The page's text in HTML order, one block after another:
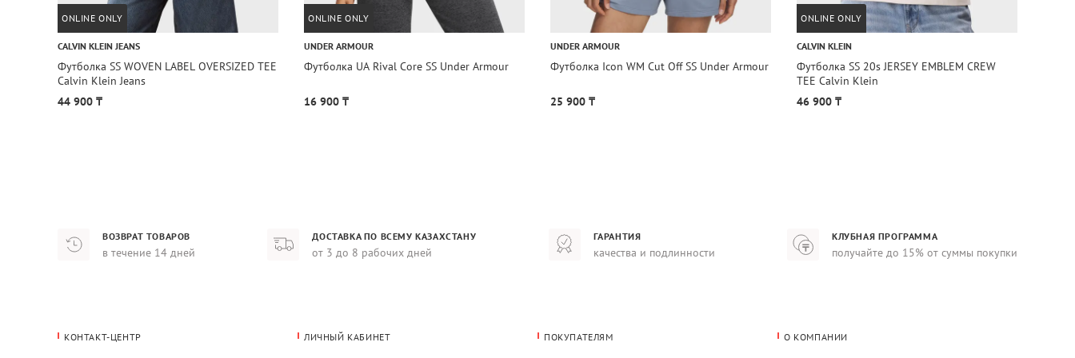
ONLINE ONLY
CALVIN KLEIN JEANS
Футболка SS WOVEN LABEL OVERSIZED TEE
Calvin Klein Jeans
44 900 ₸
ONLINE ONLY
UNDER ARMOUR
Футболка UA Rival Core SS Under Armour
16 900 ₸
UNDER ARMOUR
Футболка Icon WM Cut Off SS Under Armour
25 900 ₸
ONLINE ONLY
CALVIN KLEIN
Футболка SS 20s JERSEY EMBLEM CREW
TEE Calvin Klein
46 900 ₸
ВОЗВРАТ ТОВАРОВ
в течение 14 дней
ДОСТАВКА ПО ВСЕМУ КАЗАХСТАНУ
от 3 до 8 рабочих дней
ГАРАНТИЯ
качества и подлинности
КЛУБНАЯ ПРОГРАММА
получайте до 15% от суммы покупки
КОНТАКТ-ЦЕНТР ЛИЧНЫЙ КАБИНЕТ ПОКУПАТЕЛЯМ О КОМПАНИИ